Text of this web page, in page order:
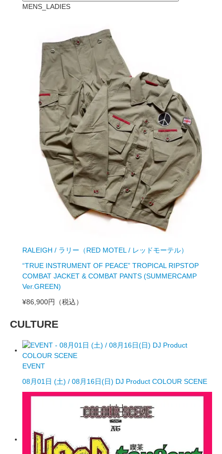
MENS_LADIES
RALEIGH / ラリー（RED MOTEL / レッドモーテル）
“TRUE INSTRUMENT OF PEACE” TROPICAL RIPSTOP
COMBAT JACKET & COMBAT PANTS (SUMMERCAMP
Ver.GREEN)
¥86,900円
（税込）
CULTURE
EVENT
08月01日 (土) / 08月16日(日) DJ Product COLOUR SCENE